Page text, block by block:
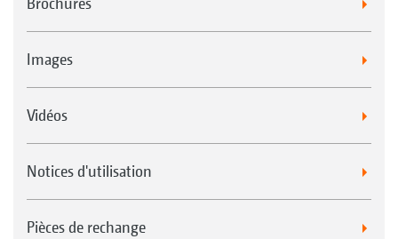
Images
Vidéos
Notices d'utilisation
Pièces de rechange